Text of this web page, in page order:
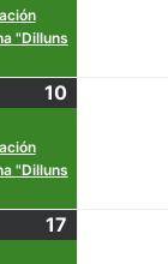
"Dilluns
10
"Dilluns
17